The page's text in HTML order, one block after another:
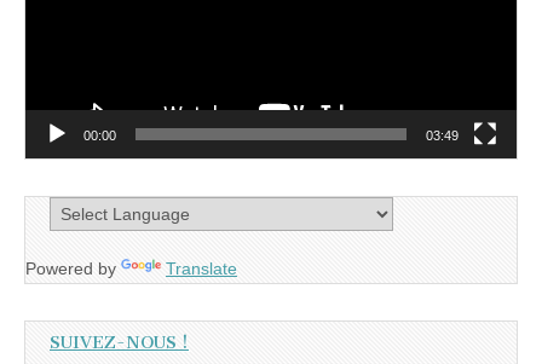
00:00 03:49
Powered by Translate
SUIVEZ-NOUS !